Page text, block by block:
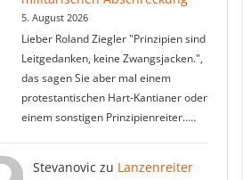
5. August 2026
Lieber Roland Ziegler "Prinzipien sind
Leitgedanken, keine Zwangsjacken.",
das sagen Sie aber mal einem
protestantischen Hart-Kantianer oder
einem sonstigen Prinzipienreiter..…
Stevanovic zu Lanzenreiter